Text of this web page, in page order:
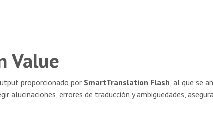
Value
proporcionado por SmartTranslation Flash, al que se
alucinaciones, errores de traducción y ambigüedades,